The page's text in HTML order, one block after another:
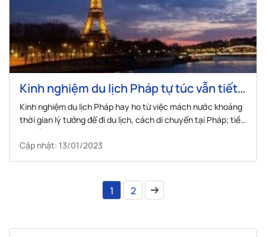
Kinh nghiệm du lịch Pháp tự túc vẫn tiết
kiệm từ A – Z
Kinh nghiệm du lịch Pháp hay ho từ việc mách nước khoảng
thời gian lý tưởng để đi du lịch, cách di chuyển tại Pháp; tiền
tệ, đồ ăn, nơi lưu trú, ...
Cập nhật: 13/01/2023
1 2